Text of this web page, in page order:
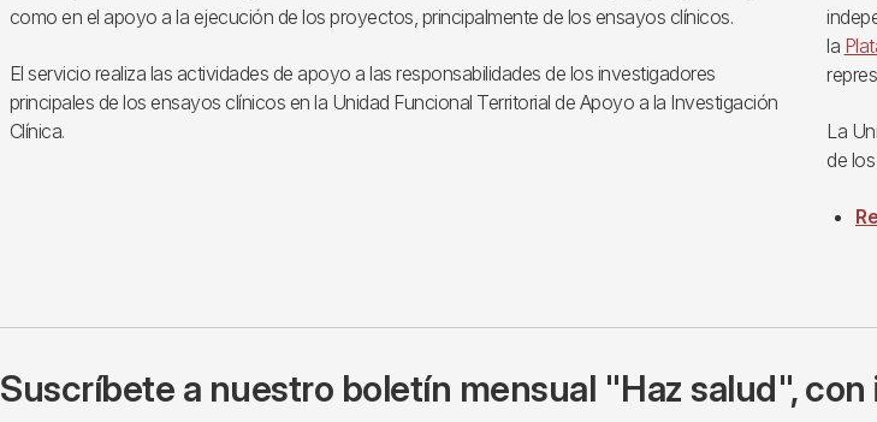
como en el apoyo a la ejecución de los proyectos, principalmente de los ensayos clínicos.
El servicio realiza las actividades de apoyo a las responsabilidades de los investigadores
principales de los ensayos clínicos en la Unidad Funcional Territorial de Apoyo a la Investigación
Clínica.
la
La
de
Suscríbete a nuestro boletín mensual "Haz salud",